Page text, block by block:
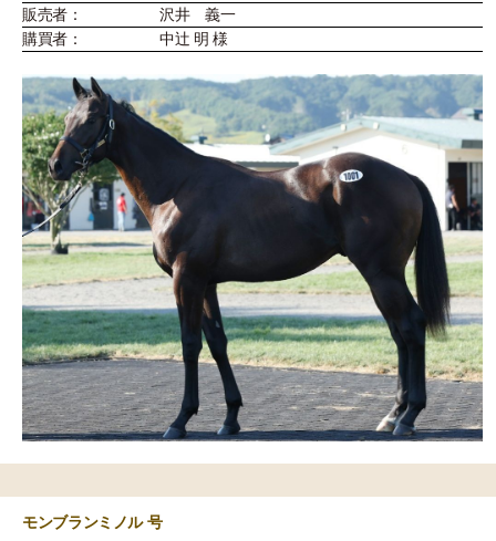
販売者：
沢井 義一
購買者：
中辻 明 様
モンブランミノル 号